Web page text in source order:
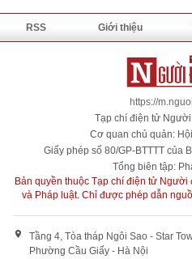
RSS Giới thiệu
https://
Tạp chí điện tử
Cơ quan chủ quản:
Giấy phép số 80/GP-BTTTT của
Tổng biên tập:
Bản quyền thuộc Tạp chí điện tử
và Pháp luật. Chỉ được phép dẫn
Tầng 4, Tòa tháp Ngôi Sao - Star
Phường Cầu Giấy - Hà Nội